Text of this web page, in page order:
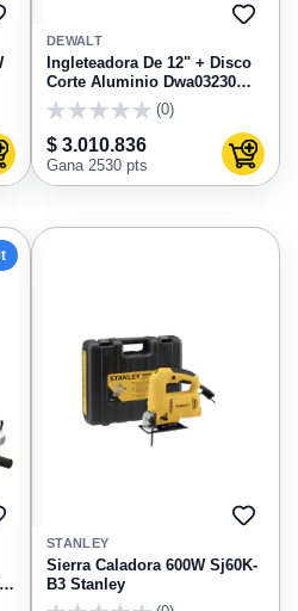
al carrito
DEWALT
Ingleteadora De 12" + Disco
Corte Aluminio Dwa03230
Dewalt Dws715-B3A
(0)
$ 3.010.836
Gana 2530 pts
FAVORITOS
STANLEY
Sierra Caladora 600W Sj60K-
B3 Stanley